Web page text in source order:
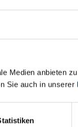
Medien anbieten
Sie auch in unserer